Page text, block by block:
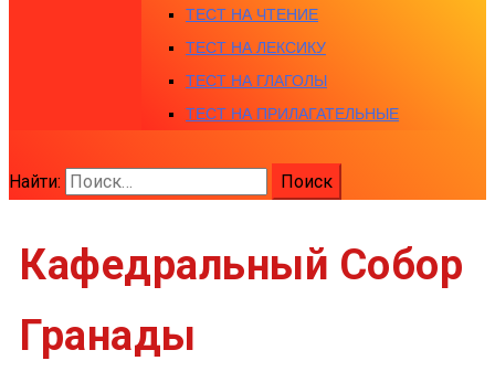
ТЕСТ НА ЧТЕНИЕ
ТЕСТ НА ЛЕКСИКУ
ТЕСТ НА ГЛАГОЛЫ
ТЕСТ НА ПРИЛАГАТЕЛЬНЫЕ
Найти:
Кафедральный Собор
Гранады